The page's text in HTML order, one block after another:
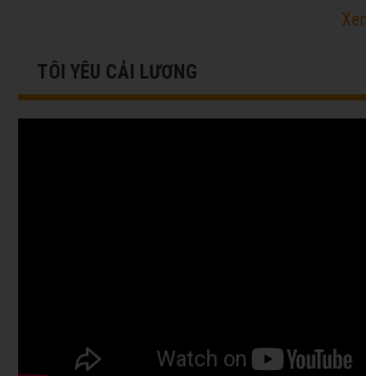
TÔI YÊU CẢI LƯƠNG